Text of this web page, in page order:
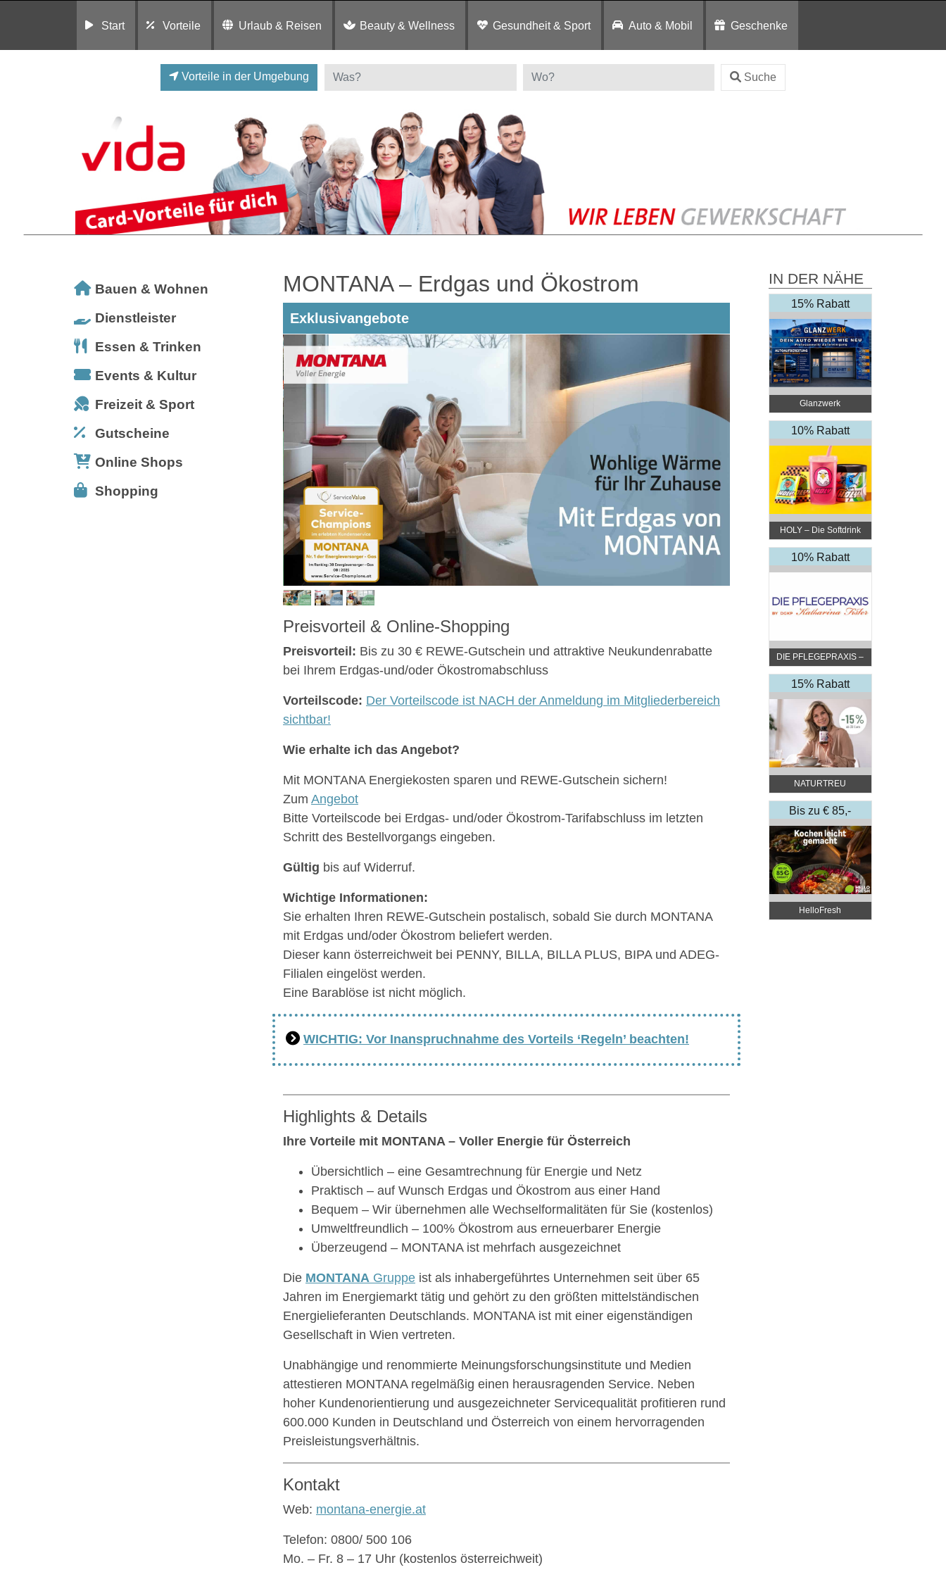
Start Vorteile Urlaub & Reisen Beauty & Wellness Gesundheit & Sport Auto & Mobil Geschenke
Vorteile in der Umgebung Suche
Bauen & Wohnen
Dienstleister
Essen & Trinken
Events & Kultur
Freizeit & Sport
Gutscheine
Online Shops
Shopping
MONTANA – Erdgas und Ökostrom
Exklusivangebote
Preisvorteil & Online-Shopping
Preisvorteil: Bis zu 30 € REWE-Gutschein und attraktive Neukundenrabatte
bei Ihrem Erdgas-und/oder Ökostromabschluss
Vorteilscode: Der Vorteilscode ist NACH der Anmeldung im Mitgliederbereich
sichtbar!
Wie erhalte ich das Angebot?
Mit MONTANA Energiekosten sparen und REWE-Gutschein sichern!
Zum Angebot
Bitte Vorteilscode bei Erdgas- und/oder Ökostrom-Tarifabschluss im letzten
Schritt des Bestellvorgangs eingeben.
Gültig bis auf Widerruf.
Wichtige Informationen:
Sie erhalten Ihren REWE-Gutschein postalisch, sobald Sie durch MONTANA
mit Erdgas und/oder Ökostrom beliefert werden.
Dieser kann österreichweit bei PENNY, BILLA, BILLA PLUS, BIPA und ADEG-
Filialen eingelöst werden.
Eine Barablöse ist nicht möglich.
WICHTIG: Vor Inanspruchnahme des Vorteils ‘Regeln’ beachten!
Highlights & Details
Ihre Vorteile mit MONTANA – Voller Energie für Österreich
Übersichtlich – eine Gesamtrechnung für Energie und Netz
Praktisch – auf Wunsch Erdgas und Ökostrom aus einer Hand
Bequem – Wir übernehmen alle Wechselformalitäten für Sie (kostenlos)
Umweltfreundlich – 100% Ökostrom aus erneuerbarer Energie
Überzeugend – MONTANA ist mehrfach ausgezeichnet
Die MONTANA Gruppe ist als inhabergeführtes Unternehmen seit über 65
Jahren im Energiemarkt tätig und gehört zu den größten mittelständischen
Energielieferanten Deutschlands. MONTANA ist mit einer eigenständigen
Gesellschaft in Wien vertreten.
Unabhängige und renommierte Meinungsforschungsinstitute und Medien
attestieren MONTANA regelmäßig einen herausragenden Service. Neben
hoher Kundenorientierung und ausgezeichneter Servicequalität profitieren rund
600.000 Kunden in Deutschland und Österreich von einem hervorragenden
Preisleistungsverhältnis.
Kontakt
Web: montana-energie.at
Telefon: 0800/ 500 106
Mo. – Fr. 8 – 17 Uhr (kostenlos österreichweit)
IN DER NÄHE
15% Rabatt
Glanzwerk
Autoreinigung
10% Rabatt
HOLY – Die Softdrink
Revolution
10% Rabatt
DIE PFLEGEPRAXIS –
by DGKP Katharina
Fister
15% Rabatt
NATURTREU
Bis zu € 85,-
Rabatt
HelloFresh